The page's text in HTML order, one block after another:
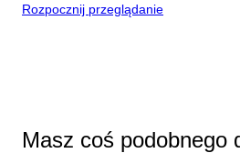
Rozpocznij przeglądanie
Masz coś podobnego